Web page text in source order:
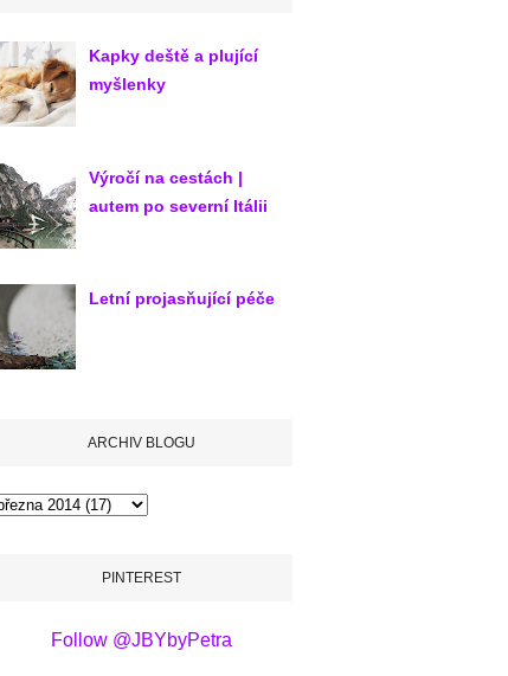
Kapky deště a plující
myšlenky
Výročí na cestách |
autem po severní Itálii
Letní projasňující péče
ARCHIV BLOGU
PINTEREST
Follow @JBYbyPetra